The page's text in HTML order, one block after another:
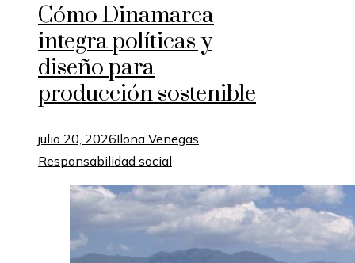
Cómo Dinamarca
integra políticas y
diseño para
producción sostenible
julio 20, 2026Ilona Venegas
Responsabilidad social